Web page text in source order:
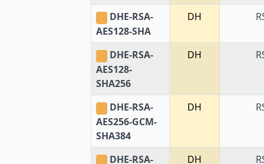
DHE-RSA-
AES128-SHA
DH
DHE-RSA-
AES128-
SHA256
DH
DHE-RSA-
AES256-GCM-
SHA384
DH
DHE-RSA-
DH